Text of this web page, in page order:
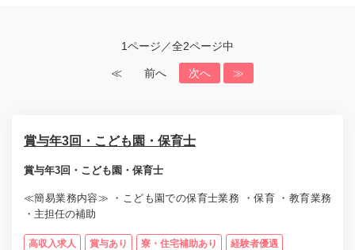
1ページ／全2ページ中
≪ 前へ 次へ ≫
賞与年3回・こども園・保育士
賞与年3回・こども園・保育士
≪簡易業務内容≫ ・こども園での保育士業務 ・保育 ・教育業務
・主担任の補助
高収入求人 賞与あり 寮・住宅補助あり 経験者優遇